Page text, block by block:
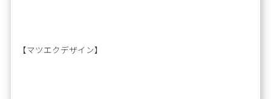
【マツエクデザイン】